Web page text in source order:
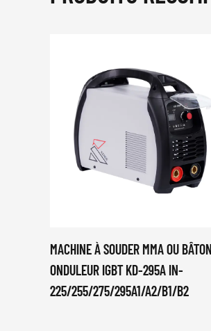
MACHINE À SOUDER MMA OU
ONDULEUR IGBT KD-295A IN-
225/255/275/295A1/A2/B1/B2